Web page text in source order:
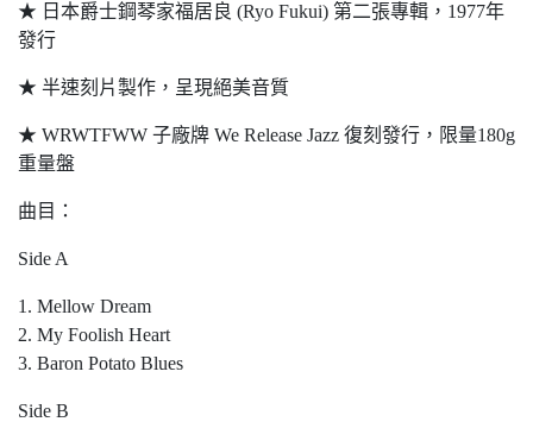
★ 日本爵士鋼琴家福居良 (Ryo Fukui) 第二張專輯，1977年
發行
★ 半速刻片製作，呈現絕美音質
★ WRWTFWW 子廠牌 We Release Jazz 復刻發行，限量180g
重量盤
曲目：
Side A
1. Mellow Dream
2. My Foolish Heart
3. Baron Potato Blues
Side B